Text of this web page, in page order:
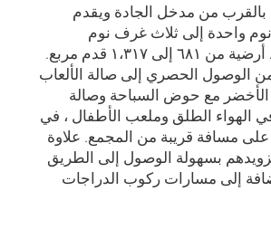
من مدخل الجادة ويقدم
واحدة إلى ثلاث غرف نوم
بمساحات مخطط أرضية من ٦۸۱ إلى ۱،۳۱۷ قدم مربع.
الوصول الحصري إلى صالة الألعاب
الأخضر مع حوض السباحة وصالة
في الهواء الطلق وملعب الأطفال ، في
مسافة قريبة من المجمع. علاوة
بسهولة الوصول إلى الطريق
إلى مسارات ركوب الدراجات